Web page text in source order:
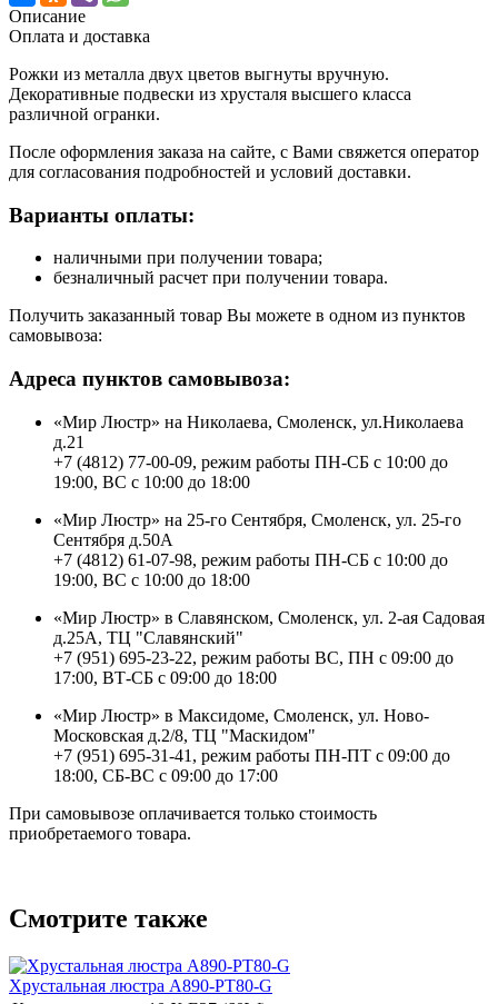
Описание
Оплата и доставка
Рожки из металла двух цветов выгнуты вручную.
Декоративные подвески из хрусталя высшего класса
различной огранки.
После оформления заказа на сайте, с Вами свяжется оператор
для согласования подробностей и условий доставки.
Варианты оплаты:
наличными при получении товара;
безналичный расчет при получении товара.
Получить заказанный товар Вы можете в одном из пунктов
самовывоза:
Адреса пунктов самовывоза:
«Мир Люстр» на Николаева, Смоленск, ул.Николаева
д.21
+7 (4812) 77-00-09, режим работы ПН-СБ с 10:00 до
19:00, ВС с 10:00 до 18:00
«Мир Люстр» на 25-го Сентября, Смоленск, ул. 25-го
Сентября д.50А
+7 (4812) 61-07-98, режим работы ПН-СБ с 10:00 до
19:00, ВС с 10:00 до 18:00
«Мир Люстр» в Славянском, Смоленск, ул. 2-ая Садовая
д.25А, ТЦ "Славянский"
+7 (951) 695-23-22, режим работы ВС, ПН с 09:00 до
17:00, ВТ-СБ с 09:00 до 18:00
«Мир Люстр» в Максидоме, Смоленск, ул. Ново-
Московская д.2/8, ТЦ "Маскидом"
+7 (951) 695-31-41, режим работы ПН-ПТ с 09:00 до
18:00, СБ-ВС с 09:00 до 17:00
При самовывозе оплачивается только стоимость
приобретаемого товара.
Смотрите также
Хрустальная люстра A890-PT80-G